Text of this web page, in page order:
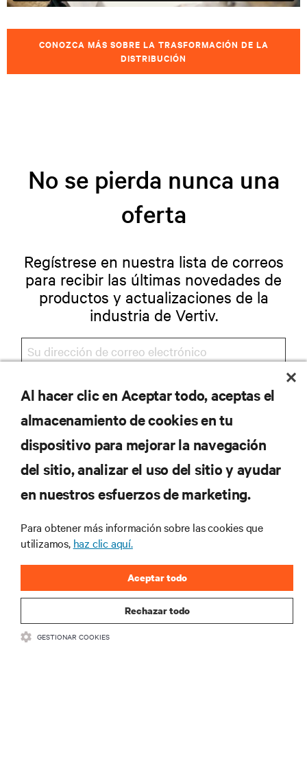
CONOZCA MÁS SOBRE LA TRASFORMACIÓN DE LA
DISTRIBUCIÓN
No se pierda nunca una
oferta
Regístrese en nuestra lista de correos
para recibir las últimas novedades de
productos y actualizaciones de la
industria de Vertiv.
REGISTRARSE
RECURSOS
CORPORATIVO
SÍGANOS
Al hacer clic en Aceptar todo, aceptas el
almacenamiento de cookies en tu
dispositivo para mejorar la navegación
del sitio, analizar el uso del sitio y ayudar
en nuestros esfuerzos de marketing.
Para obtener más información sobre las cookies que
utilizamos, haz clic aquí.
Rechazar todo
Aceptar todo
GESTIONAR COOKIES